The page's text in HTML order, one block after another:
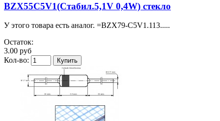
BZX55C5V1(Стабил.5,1V 0,4W) стекло
У этого товара есть аналог. =BZX79-C5V1.113.....
Остаток:
3.00 руб
Кол-во: